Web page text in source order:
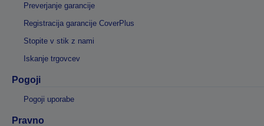
Preverjanje garancije
Registracija garancije CoverPlus
Stopite v stik z nami
Iskanje trgovcev
Pogoji
Pogoji uporabe
Pravno